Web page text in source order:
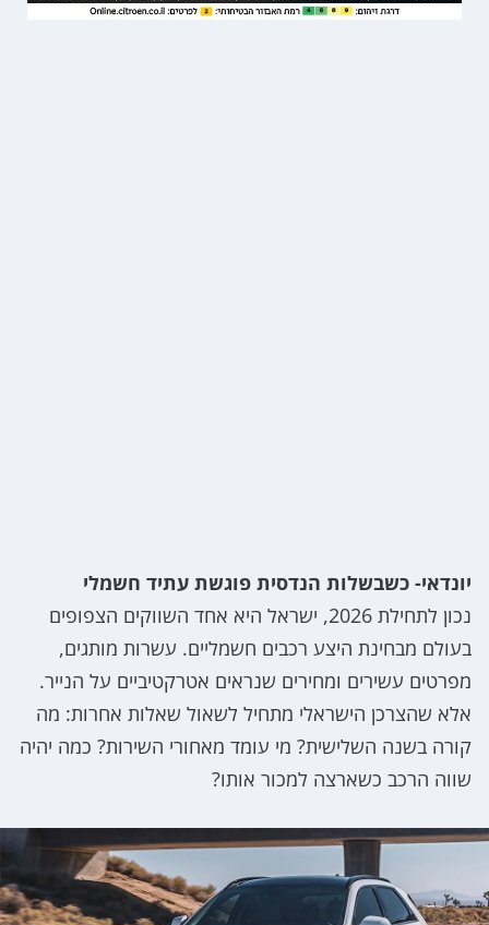
יונדאי- כשבשלות הנדסית פוגשת עתיד חשמלי
נכון לתחילת 2026, ישראל היא אחד השווקים הצפופים
בעולם מבחינת היצע רכבים חשמליים. עשרות מותגים,
מפרטים עשירים ומחירים שנראים אטרקטיביים על הנייר.
אלא שהצרכן הישראלי מתחיל לשאול שאלות אחרות: מה
קורה בשנה השלישית? מי עומד מאחורי השירות? כמה יהיה
שווה הרכב כשארצה למכור אותו?